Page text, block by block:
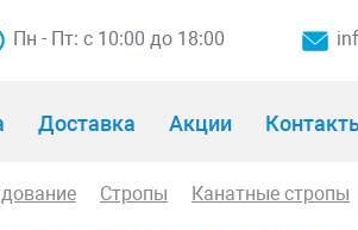
Пн - Пт: с 10:00 до 18:00
Доставка Акции
Стропы Канатные стропы